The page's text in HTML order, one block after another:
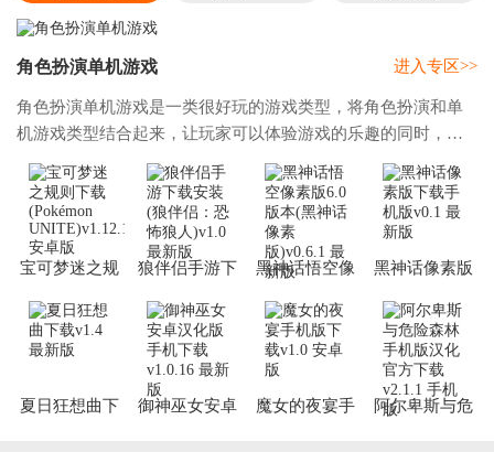
角色扮演单机游戏
角色扮演单机游戏是一类很好玩的游戏类型，将角色扮演和单
机游戏类型结合起来，让玩家可以体验游戏的乐趣的同时，还
可以让玩家不用很肝或者是花费大量的时间去体验，并且还可
以在这里体验角色扮演的快乐，和单机游戏
进入专区>>
宝可梦迷之规
(Pokémon
UNITE)
狼伴侣手游下
侣：恐怖狼人)
黑神话悟空像
(黑神话像素
版)
黑神话像素版
夏日狂想曲下
御神巫女安卓
魔女的夜宴手
阿尔卑斯与危